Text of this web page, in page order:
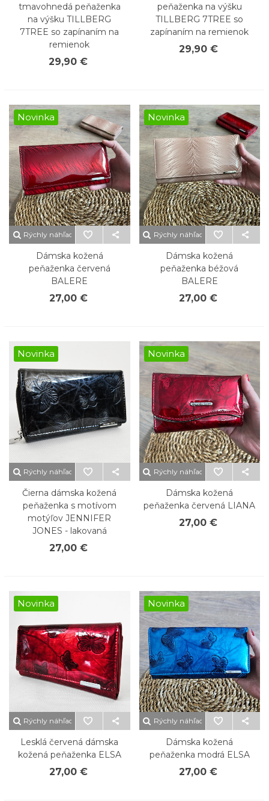
tmavohnedá peňaženka
na výšku TILLBERG
7TREE so zapínaním na
remienok
29,90 €
peňaženka na výšku
TILLBERG 7TREE so
zapínaním na remienok
29,90 €
Novinka
Rýchly náhľad
Dámska kožená
peňaženka červená
BALERE
27,00 €
Novinka
Rýchly náhľad
Dámska kožená
peňaženka béžová
BALERE
27,00 €
Novinka
Rýchly náhľad
Čierna dámska kožená
peňaženka s motívom
motýľov JENNIFER
JONES - lakovaná
27,00 €
Novinka
Rýchly náhľad
Dámska kožená
peňaženka červená LIANA
27,00 €
Novinka
Rýchly náhľad
Lesklá červená dámska
kožená peňaženka ELSA
27,00 €
Novinka
Rýchly náhľad
Dámska kožená
peňaženka modrá ELSA
27,00 €